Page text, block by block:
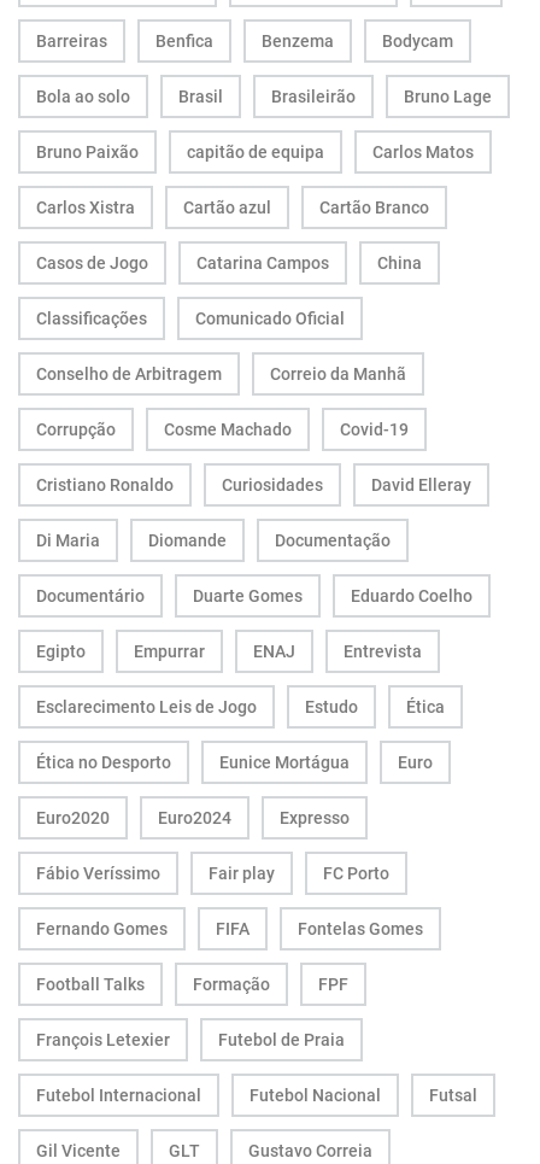
Barreiras Benfica Benzema Bodycam
Bola ao solo Brasil Brasileirão Bruno Lage
Bruno Paixão capitão de equipa Carlos Matos
Carlos Xistra Cartão azul Cartão Branco
Casos de Jogo Catarina Campos China
Classificações Comunicado Oficial
Conselho de Arbitragem Correio da Manhã
Corrupção Cosme Machado Covid-19
Cristiano Ronaldo Curiosidades David Elleray
Di Maria Diomande Documentação
Documentário Duarte Gomes Eduardo Coelho
Egipto Empurrar ENAJ Entrevista
Esclarecimento Leis de Jogo Estudo Ética
Ética no Desporto Eunice Mortágua Euro
Euro2020 Euro2024 Expresso
Fábio Veríssimo Fair play FC Porto
Fernando Gomes FIFA Fontelas Gomes
Football Talks Formação FPF
François Letexier Futebol de Praia
Futebol Internacional Futebol Nacional Futsal
Gil Vicente GLT Gustavo Correia